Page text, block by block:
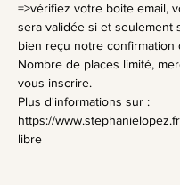
=>vérifiez votre boite email,
sera validée si et seulement
bien reçu notre confirmation
Nombre de places limité,
vous inscrire.
Plus d'informations sur :
https://
libre